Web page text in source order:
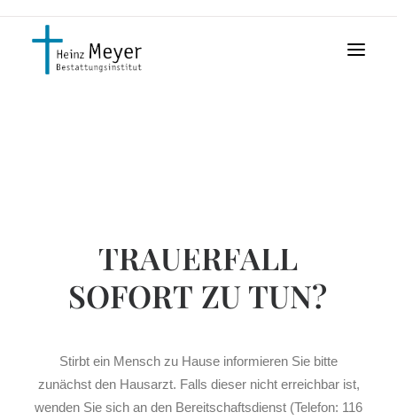
TRAUERFALL
SOFORT ZU TUN?
Stirbt ein Mensch zu Hause informieren Sie bitte
zunächst den Hausarzt. Falls dieser nicht erreichbar ist,
wenden Sie sich an den Bereitschaftsdienst (Telefon: 116